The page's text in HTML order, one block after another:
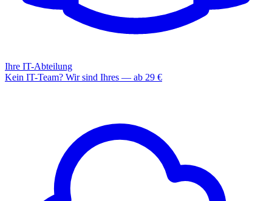
Ihre IT-Abteilung
Kein IT-Team? Wir sind Ihres — ab 29 €